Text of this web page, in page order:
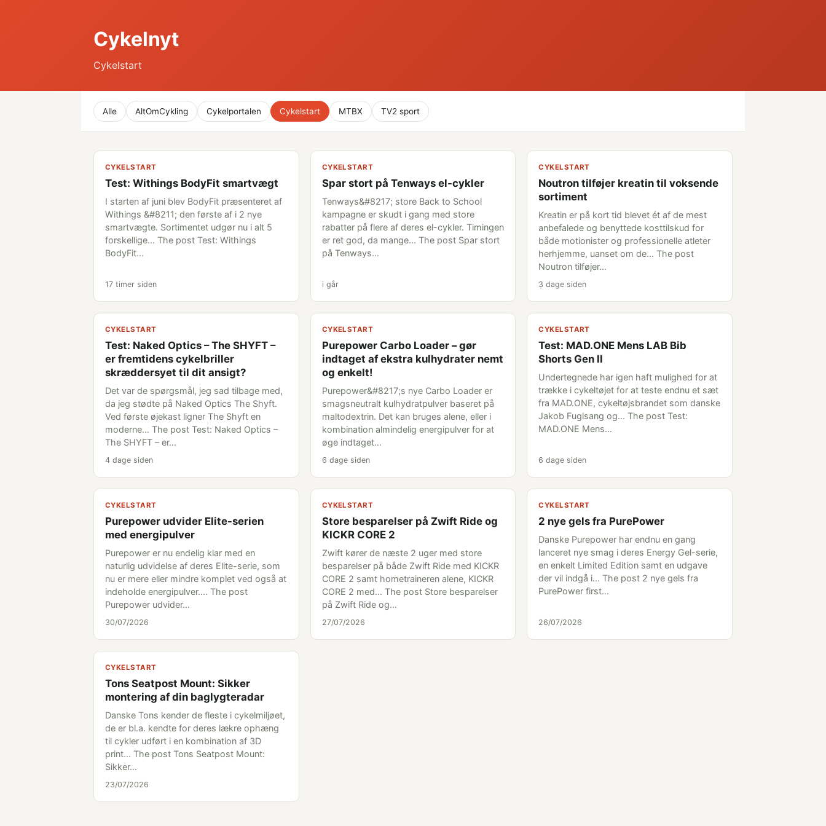
Cykelnyt
Cykelstart
Alle AltOmCykling Cykelportalen Cykelstart MTBX TV2 sport
CYKELSTART
Test: Withings BodyFit smartvægt
I starten af juni blev BodyFit præsenteret af
Withings &#8211; den første af i 2 nye
smartvægte. Sortimentet udgør nu i alt 5
forskellige... The post Test: Withings
BodyFit…
17 timer siden
CYKELSTART
Spar stort på Tenways el-cykler
Tenways&#8217; store Back to School
kampagne er skudt i gang med store
rabatter på flere af deres el-cykler. Timingen
er ret god, da mange... The post Spar stort
på Tenways…
i går
CYKELSTART
Noutron tilføjer kreatin til voksende
sortiment
Kreatin er på kort tid blevet ét af de mest
anbefalede og benyttede kosttilskud for
både motionister og professionelle atleter
herhjemme, uanset om de... The post
Noutron tilføjer…
3 dage siden
CYKELSTART
Test: Naked Optics – The SHYFT –
er fremtidens cykelbriller
skræddersyet til dit ansigt?
Det var de spørgsmål, jeg sad tilbage med,
da jeg stødte på Naked Optics The Shyft.
Ved første øjekast ligner The Shyft en
moderne... The post Test: Naked Optics –
The SHYFT – er…
4 dage siden
CYKELSTART
Purepower Carbo Loader – gør
indtaget af ekstra kulhydrater nemt
og enkelt!
Purepower&#8217;s nye Carbo Loader er
smagsneutralt kulhydratpulver baseret på
maltodextrin. Det kan bruges alene, eller i
kombination almindelig energipulver for at
øge indtaget…
6 dage siden
CYKELSTART
Test: MAD.ONE Mens LAB Bib
Shorts Gen II
Undertegnede har igen haft mulighed for at
trække i cykeltøjet for at teste endnu et sæt
fra MAD.ONE, cykeltøjsbrandet som danske
Jakob Fuglsang og... The post Test:
MAD.ONE Mens…
6 dage siden
CYKELSTART
Purepower udvider Elite-serien
med energipulver
Purepower er nu endelig klar med en
naturlig udvidelse af deres Elite-serie, som
nu er mere eller mindre komplet ved også at
indeholde energipulver.... The post
Purepower udvider…
30/07/2026
CYKELSTART
Store besparelser på Zwift Ride og
KICKR CORE 2
Zwift kører de næste 2 uger med store
besparelser på både Zwift Ride med KICKR
CORE 2 samt hometraineren alene, KICKR
CORE 2 med... The post Store besparelser
på Zwift Ride og…
27/07/2026
CYKELSTART
2 nye gels fra PurePower
Danske Purepower har endnu en gang
lanceret nye smag i deres Energy Gel-serie,
en enkelt Limited Edition samt en udgave
der vil indgå i... The post 2 nye gels fra
PurePower first…
26/07/2026
CYKELSTART
Tons Seatpost Mount: Sikker
montering af din baglygteradar
Danske Tons kender de fleste i cykelmiljøet,
de er bl.a. kendte for deres lækre ophæng
til cykler udført i en kombination af 3D
print... The post Tons Seatpost Mount:
Sikker…
23/07/2026